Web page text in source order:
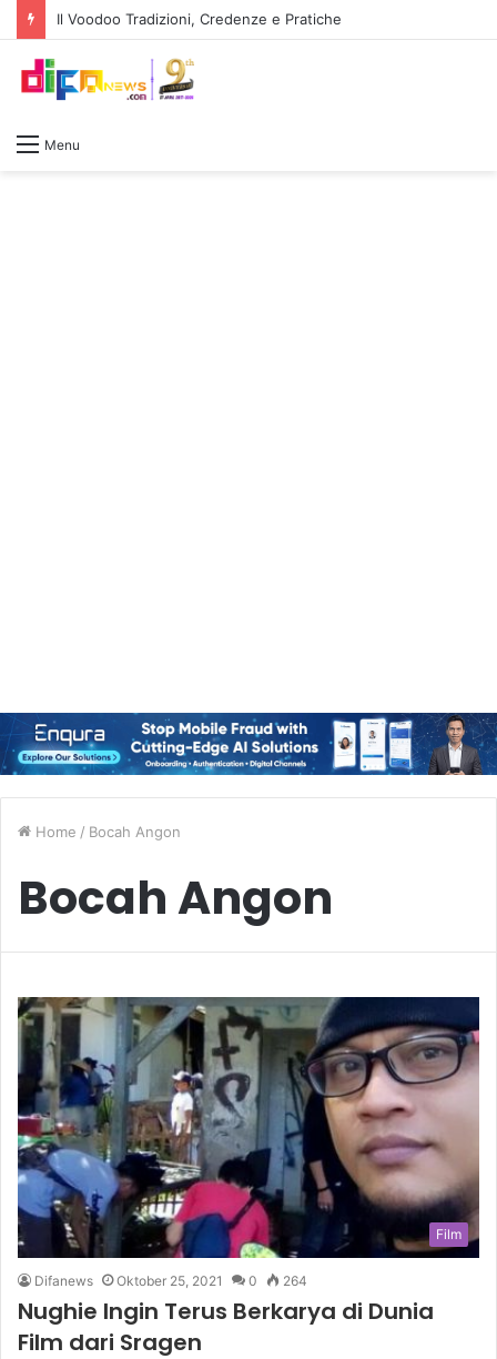
Il Voodoo Tradizioni, Credenze e Pratiche
Menu
Home / Bocah Angon
Bocah Angon
Film
Difanews Oktober 25, 2021 0 264
Nughie Ingin Terus Berkarya di Dunia
Film dari Sragen